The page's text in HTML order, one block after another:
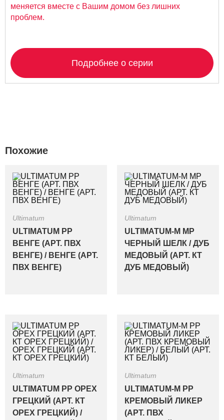
меняется вместе с Вашим домом без лишних
проблем.
Подробнее о серии
Похожие
Ultimatum
ULTIMATUM PP
ВЕНГЕ (АРТ. ПВХ
ВЕНГЕ) / ВЕНГЕ (АРТ.
ПВХ ВЕНГЕ)
Ultimatum
ULTIMATUM-M MP
ЧЕРНЫЙ ШЕЛК / ДУБ
МЕДОВЫЙ (АРТ. КТ
ДУБ МЕДОВЫЙ)
Ultimatum
ULTIMATUM PP ОРЕХ
ГРЕЦКИЙ (АРТ. КТ
ОРЕХ ГРЕЦКИЙ) /
Ultimatum
ULTIMATUM-M PP
КРЕМОВЫЙ ЛИКЕР
(АРТ. ПВХ